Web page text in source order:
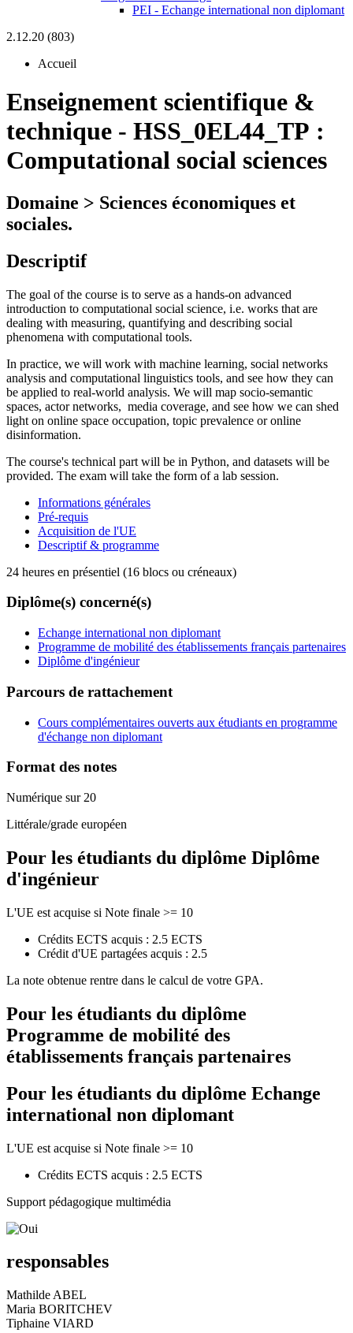
PEI - Echange international non diplomant
2.12.20 (803)
Accueil
Enseignement scientifique &
technique - HSS_0EL44_TP :
Computational social sciences
Domaine > Sciences économiques et
sociales.
Descriptif
The goal of the course is to serve as a hands-on advanced
introduction to computational social science, i.e. works that are
dealing with measuring, quantifying and describing social
phenomena with computational tools.
In practice, we will work with machine learning, social networks
analysis and computational linguistics tools, and see how they can
be applied to real-world analysis. We will map socio-semantic
spaces, actor networks, media coverage, and see how we can shed
light on online space occupation, topic prevalence or online
disinformation.
The course's technical part will be in Python, and datasets will be
provided. The exam will take the form of a lab session.
Informations générales
Pré-requis
Acquisition de l'UE
Descriptif & programme
24 heures en présentiel (16 blocs ou créneaux)
Diplôme(s) concerné(s)
Echange international non diplomant
Programme de mobilité des établissements français partenaires
Diplôme d'ingénieur
Parcours de rattachement
Cours complémentaires ouverts aux étudiants en programme
d'échange non diplomant
Format des notes
Numérique sur 20
Littérale/grade européen
Pour les étudiants du diplôme Diplôme
d'ingénieur
L'UE est acquise si Note finale >= 10
Crédits ECTS acquis : 2.5 ECTS
Crédit d'UE partagées acquis : 2.5
La note obtenue rentre dans le calcul de votre GPA.
Pour les étudiants du diplôme
Programme de mobilité des
établissements français partenaires
Pour les étudiants du diplôme Echange
international non diplomant
L'UE est acquise si Note finale >= 10
Crédits ECTS acquis : 2.5 ECTS
Support pédagogique multimédia
responsables
Mathilde ABEL
Maria BORITCHEV
Tiphaine VIARD